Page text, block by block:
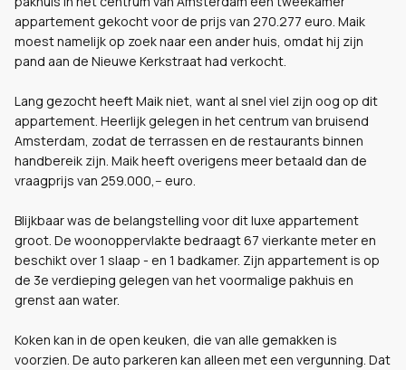
appartement gekocht voor de prijs van 270.277 euro. Maik
moest namelijk op zoek naar een ander huis, omdat hij zijn
pand aan de Nieuwe Kerkstraat had verkocht.
Lang gezocht heeft Maik niet, want al snel viel zijn oog op dit
appartement. Heerlijk gelegen in het centrum van bruisend
Amsterdam, zodat de terrassen en de restaurants binnen
handbereik zijn. Maik heeft overigens meer betaald dan de
vraagprijs van 259.000,-- euro.
Blijkbaar was de belangstelling voor dit luxe appartement
groot. De woonoppervlakte bedraagt 67 vierkante meter en
beschikt over 1 slaap - en 1 badkamer. Zijn appartement is op
de 3e verdieping gelegen van het voormalige pakhuis en
grenst aan water.
Koken kan in de open keuken, die van alle gemakken is
voorzien. De auto parkeren kan alleen met een vergunning. Dat